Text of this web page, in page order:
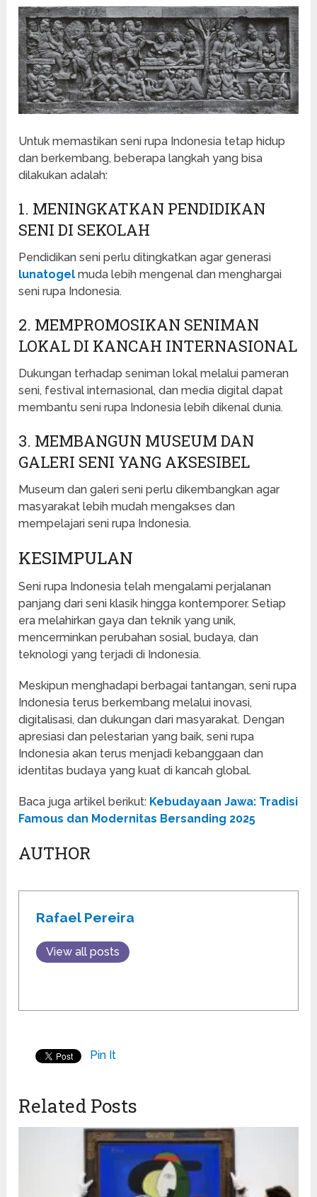
Untuk memastikan seni rupa Indonesia tetap hidup
dan berkembang, beberapa langkah yang bisa
dilakukan adalah:
1. MENINGKATKAN PENDIDIKAN
SENI DI SEKOLAH
Pendidikan seni perlu ditingkatkan agar generasi
lunatogel muda lebih mengenal dan menghargai
seni rupa Indonesia.
2. MEMPROMOSIKAN SENIMAN
LOKAL DI KANCAH INTERNASIONAL
Dukungan terhadap seniman lokal melalui pameran
seni, festival internasional, dan media digital dapat
membantu seni rupa Indonesia lebih dikenal dunia.
3. MEMBANGUN MUSEUM DAN
GALERI SENI YANG AKSESIBEL
Museum dan galeri seni perlu dikembangkan agar
masyarakat lebih mudah mengakses dan
mempelajari seni rupa Indonesia.
KESIMPULAN
Seni rupa Indonesia telah mengalami perjalanan
panjang dari seni klasik hingga kontemporer. Setiap
era melahirkan gaya dan teknik yang unik,
mencerminkan perubahan sosial, budaya, dan
teknologi yang terjadi di Indonesia.
Meskipun menghadapi berbagai tantangan, seni rupa
Indonesia terus berkembang melalui inovasi,
digitalisasi, dan dukungan dari masyarakat. Dengan
apresiasi dan pelestarian yang baik, seni rupa
Indonesia akan terus menjadi kebanggaan dan
identitas budaya yang kuat di kancah global.
Baca juga artikel berikut: Kebudayaan Jawa: Tradisi
Famous dan Modernitas Bersanding 2025
AUTHOR
Rafael Pereira
View all posts
Pin It
Related Posts